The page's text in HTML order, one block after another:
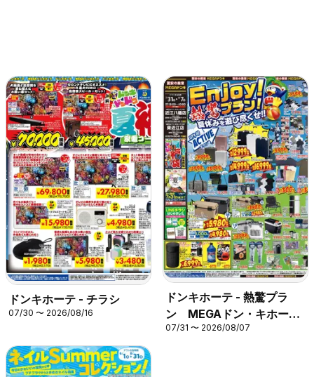
ドンキホーテ - チラシ
07/30 〜 2026/08/16
ドンキホーテ - 熱驚プラ
ン MEGAドン・キホーテ
UNY東近江店
07/31 〜 2026/08/07